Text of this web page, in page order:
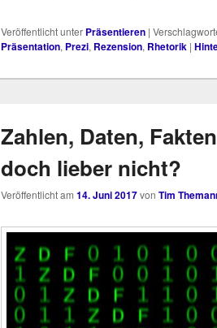
Veröffentlicht unter Präsentieren |
Präsentation, Prezi, Rezension, Rhetorik |
Zahlen, Daten,
doch lieber nicht?
Veröffentlicht am 14. Juni 2017von Tim